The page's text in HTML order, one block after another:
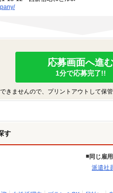
応募画面へ進む
1分で応募完了!!
きませんので、プリントアウトして保管
す
同じ雇
派遣社